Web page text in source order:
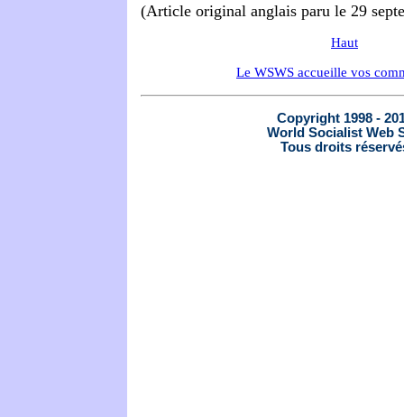
(Article original anglais paru le 29
Haut
Le WSWS accueille vos
Copyright 1998 -
World Socialist Web
Tous droits